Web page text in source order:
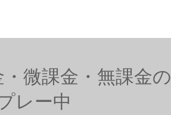
微課金・無課金の
レー中